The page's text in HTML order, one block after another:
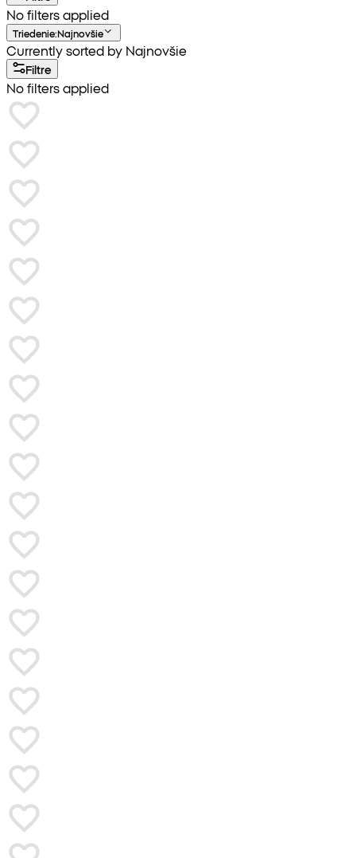
No filters applied
Triedenie:Najnovšie
Currently sorted by Najnovšie
Filtre
No filters applied